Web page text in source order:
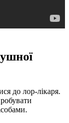
до лор-лікаря.